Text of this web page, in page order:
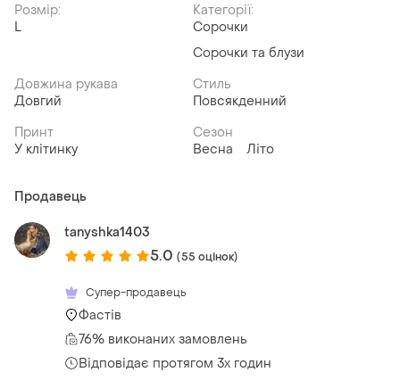
Розмір:
L
Категорії:
Сорочки
Сорочки та блузи
Довжина рукава
Довгий
Стиль
Повсякденний
Принт
У клітинку
Сезон
Весна
Літо
Продавець
tanyshka1403
5.0 (55 оцінок)
Супер-продавець
Фастів
76% виконаних замовлень
Відповідає протягом 3х годин